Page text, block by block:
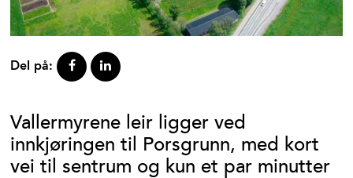
Del på:
Vallermyrene leir ligger ved
innkjøringen til Porsgrunn, med kort
vei til sentrum og kun et par minutter